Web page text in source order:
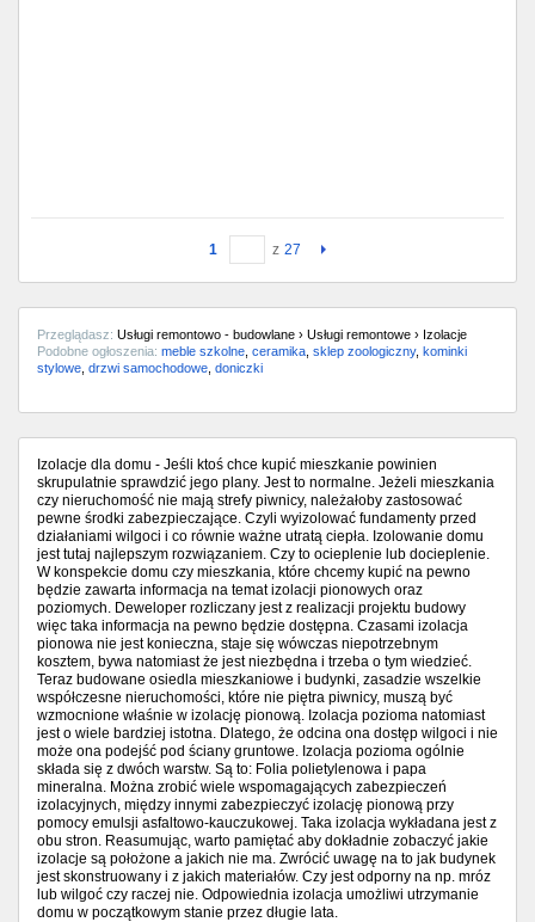
1 z 27
Przeglądasz: Usługi remontowo - budowlane › Usługi remontowe › Izolacje
Podobne ogłoszenia: meble szkolne ceramika sklep zoologiczny, kominki
stylowe drzwi samochodowe doniczki
Izolacje dla domu - Jeśli ktoś chce kupić mieszkanie powinien
skrupulatnie sprawdzić jego plany. Jest to normalne. Jeżeli mieszkania
czy nieruchomość nie mają strefy piwnicy, należałoby zastosować
pewne środki zabezpieczające. Czyli wyizolować fundamenty przed
działaniami wilgoci i co równie ważne utratą ciepła. Izolowanie domu
jest tutaj najlepszym rozwiązaniem. Czy to ocieplenie lub docieplenie.
W konspekcie domu czy mieszkania, które chcemy kupić na pewno
będzie zawarta informacja na temat izolacji pionowych oraz
poziomych. Deweloper rozliczany jest z realizacji projektu budowy
więc taka informacja na pewno będzie dostępna. Czasami izolacja
pionowa nie jest konieczna, staje się wówczas niepotrzebnym
kosztem, bywa natomiast że jest niezbędna i trzeba o tym wiedzieć.
Teraz budowane osiedla mieszkaniowe i budynki, zasadzie wszelkie
współczesne nieruchomości, które nie piętra piwnicy, muszą być
wzmocnione właśnie w izolację pionową. Izolacja pozioma natomiast
jest o wiele bardziej istotna. Dlatego, że odcina ona dostęp wilgoci i nie
może ona podejść pod ściany gruntowe. Izolacja pozioma ogólnie
składa się z dwóch warstw. Są to: Folia polietylenowa i papa
mineralna. Można zrobić wiele wspomagających zabezpieczeń
izolacyjnych, między innymi zabezpieczyć izolację pionową przy
pomocy emulsji asfaltowo-kauczukowej. Taka izolacja wykładana jest z
obu stron. Reasumując, warto pamiętać aby dokładnie zobaczyć jakie
izolacje są położone a jakich nie ma. Zwrócić uwagę na to jak budynek
jest skonstruowany i z jakich materiałów. Czy jest odporny na np. mróz
lub wilgoć czy raczej nie. Odpowiednia izolacja umożliwi utrzymanie
domu w początkowym stanie przez długie lata.